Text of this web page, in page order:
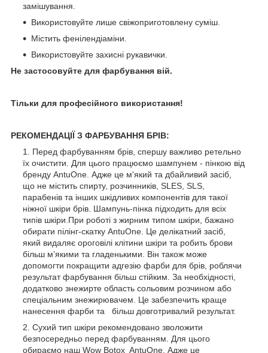
замішування.
Використовуйте лише свіжоприготовлену суміш.
Містить фенілендіаміни.
Використовуйте захисні рукавички.
Не застосовуйте для фарбування вій.
Тільки для професійного використання!
РЕКОМЕНДАЦІЇ З ФАРБУВАННЯ БРІВ:
Перед фарбуванням брів, спершу важливо ретельно
їх очистити. Для цього працюємо шампунем - пінкою від
бренду AntuOne. Адже це м'який та дбайливий засіб,
що не містить спирту, розчинників, SLES, SLS,
парабенів та інших шкідливих компонентів для такої
ніжної шкіри брів. Шампунь-пінка підходить для всіх
типів шкіри.При роботі з жирним типом шкіри, бажано
обирати пілінг-скатку AntuOne. Це делікатний засіб,
який видаляє ороговілі клітини шкіри та робить брови
більш м’якими та гладенькими. Він також може
допомогти покращити адгезію фарби для брів, роблячи
результат фарбування більш стійким. За необхідності,
додатково знежирте область сольовим розчином або
спеціальним знежирювачем. Це забезпечить краще
нанесення фарби та більш довготривалий результат.
Сухий тип шкіри рекомендовано зволожити
безпосередньо перед фарбуванням. Для цього
обираємо наш Wow Botox AntuOne. Адже це